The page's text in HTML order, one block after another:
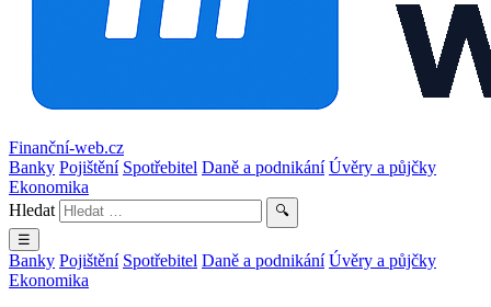
Finanční-web.cz
Banky Pojištění Spotřebitel Daně a podnikání Úvěry a půjčky
Ekonomika
Hledat
🔍
☰
Banky Pojištění Spotřebitel Daně a podnikání Úvěry a půjčky
Ekonomika